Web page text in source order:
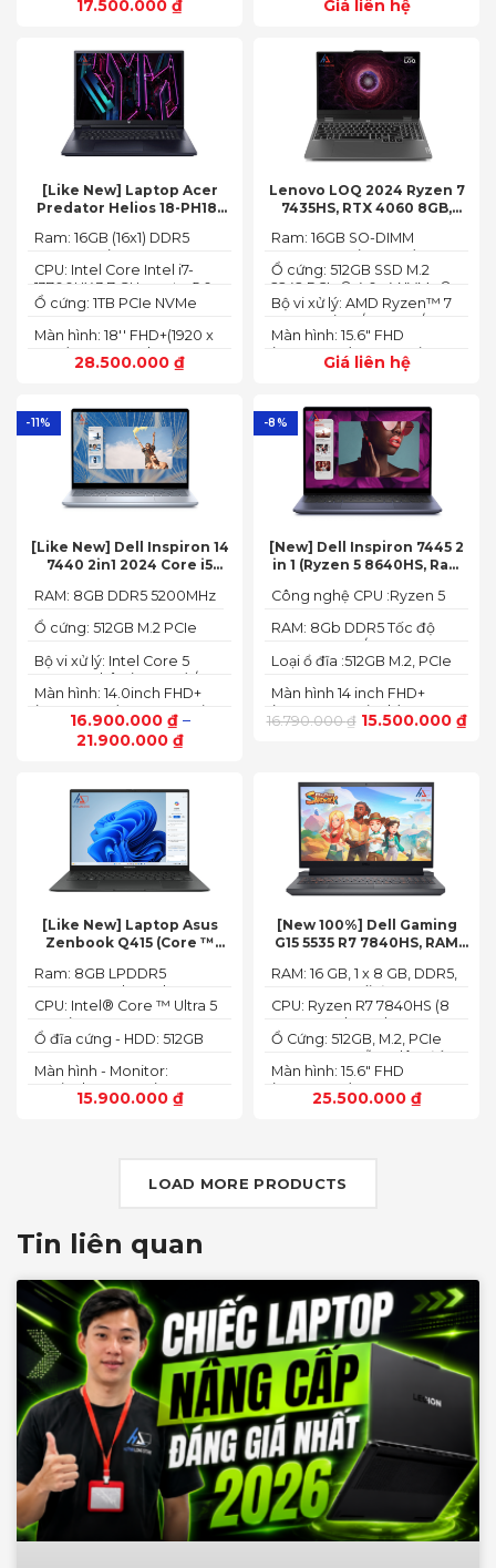
17.500.000 ₫ Giá liên hệ
[Like New] Laptop Acer
Predator Helios 18-PH18-
13700HX, RTX 4060 8GB,
16GB, SSD 1TB, 18″ FHD+
165HZ)
28.500.000 ₫
Màn hình: 18'' FHD+(1920 x
1200) 165 Hz In-plane
Switching (IPS)
Ổ cứng: 1TB PCIe NVMe
CPU: Intel Core Intel i7-
13700HX 3.7 GHz up to 5.0
GHz 30MB
Ram: 16GB (16x1) DDR5
4800MHz (2x SO-DIMM
socket, up to 32GB
Lenovo LOQ 2024 Ryzen 7
7435HS, RTX 4060 8GB,
144Hz, 100% sRGB
Giá liên hệ
Màn hình: 15.6" FHD
(1920x1080) IPS 300nits
Anti-glare, 100% sRGB,
Bộ vi xử lý: AMD Ryzen™ 7
74355HS (8C / 16T, 3.8 /
5.1GHz, 8MB L2 / 16MB L3)
Ổ cứng: 512GB SSD M.2
2242 PCIe® 4.0x4 NVMe®
(2 slots nvme)
Ram: 16GB SO-DIMM
DDR5-5600 (max 64)
-11%
[Like New] Dell Inspiron 14
7440 2in1 2024 Core i5
FHD+
16.900.000 ₫–
21.900.000 ₫
Màn hình: 14.0inch FHD+
(1920 x 1200) 60Hz,250 nits
Bộ vi xử lý: Intel Core 5
120U, 10 nhân (2P + 8E) / 12
luồng
Ổ cứng: 512GB M.2 PCIe
RAM: 8GB DDR5 5200MHz
-8%
[New] Dell Inspiron 7445 2
in 1 (Ryzen 5 8640HS, Ram
Radeon,14 FHD+ Touch)
16.790.000₫ 15.500.000 ₫
Màn hình 14 inch FHD+
(1920 x 1200 pixels)
Loại ổ đĩa :512GB M.2, PCIe
RAM: 8Gb DDR5 Tốc độ
BUS :5200MT/s
Công nghệ CPU :Ryzen 5
[Like New] Laptop Asus
Zenbook Q415 (Core ™
512GB, 14.0inch WUXGA
OLED, Win 11)
15.900.000 ₫
Màn hình - Monitor:
14.0inch WUXGA (1920 x
1200) 16:10, OLED, 500 nits,
Ổ đĩa cứng - HDD: 512GB
CPU: Intel® Core ™ Ultra 5
125H (3.60GHz up to
4.50GHz, 18MB Cache)
Ram: 8GB LPDDR5
7467MHz on board
[New 100%] Dell Gaming
G15 5535 R7 7840HS, RAM
8G, 15.6-inch FHD 165Hz
Windows 11 Dark Shadow
Gray
25.500.000 ₫
Màn hình: 15.6" FHD
(1920x1080) 165Hz, 3ms,
sRGB-100%,
Ổ Cứng: 512GB, M.2, PCIe
NVMe, SSD-Hỗ trợ lên đến
4 TB (2 khe SSD)
CPU: Ryzen R7 7840HS (8
Cores, 16 Threads, 24MB
Cache, 3.80 GHz up to 5.1
RAM: 16 GB, 1 x 8 GB, DDR5,
4800 MHz -Tối đa 32GB
LOAD MORE PRODUCTS
Tin liên quan